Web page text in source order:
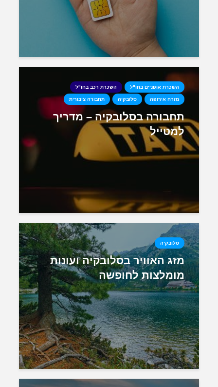
השכרת אופניים בחו"ל השכרת רכב בחו"ל
מזרח אירופה סלובקיה תחבורה ציבורית
תחבורה בסלובקיה – מדריך
למטייל
סלובקיה
מזג האוויר בסלובקיה ועונות
מומלצות לחופשה